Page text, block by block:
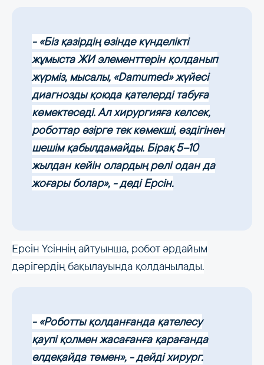
- «Біз қазірдің өзінде күнделікті
жұмыста ЖИ элементтерін қолданып
жүрміз, мысалы, «Damumed» жүйесі
диагнозды қоюда қателерді табуға
көмектеседі. Ал хирургияға келсек,
роботтар әзірге тек көмекші, өздігінен
шешім қабылдамайды. Бірақ 5–10
жылдан кейін олардың рөлі одан да
жоғары болар», - деді Ерсін.
Ерсін Үсіннің айтуынша, робот әрдайым
дәрігердің бақылауында қолданылады.
- «Роботты қолданғанда қателесу
қаупі қолмен жасағанға қарағанда
әлдеқайда төмен», - дейді хирург.